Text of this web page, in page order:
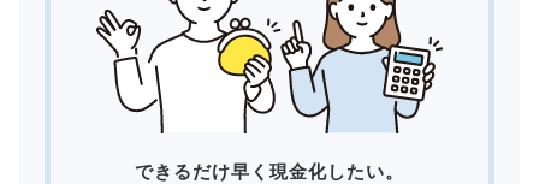
できるだけ早く現金化したい。